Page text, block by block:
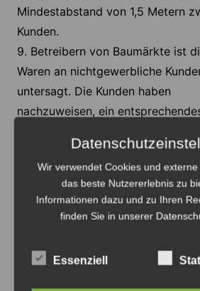
Mindestabstand von 1,5 Metern
Kunden.
9. Betreibern von Baumärkte ist
Waren an nichtgewerbliche
untersagt. Die Kunden haben
nachzuweisen, ein
10. Der Umgang mit Erntehelfern,
und Werkarbeitskräften wird
11. Die Landkreise und kreisfreien
bestimmte öffentliche Plätze in
Betretungsverbote erlassen.
Wir verwendet Cookies und
das beste Nutzererlebnis zu
Informationen dazu und zu Ihren
finden Sie in unserer
Essenziell